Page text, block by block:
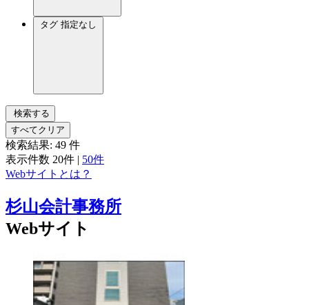
タグ 指定なし
検索する
すべてクリア
検索結果: 49 件
表示件数 20件 | 50件
Webサイトとは？
杉山会計事務所
Webサイト